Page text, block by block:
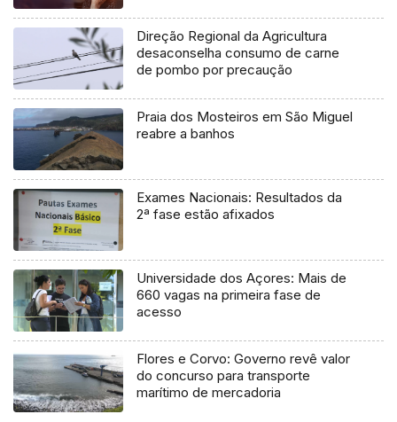
Direção Regional da Agricultura
desaconselha consumo de carne
de pombo por precaução
Praia dos Mosteiros em São Miguel
reabre a banhos
Exames Nacionais: Resultados da
2ª fase estão afixados
Universidade dos Açores: Mais de
660 vagas na primeira fase de
acesso
Flores e Corvo: Governo revê valor
do concurso para transporte
marítimo de mercadoria